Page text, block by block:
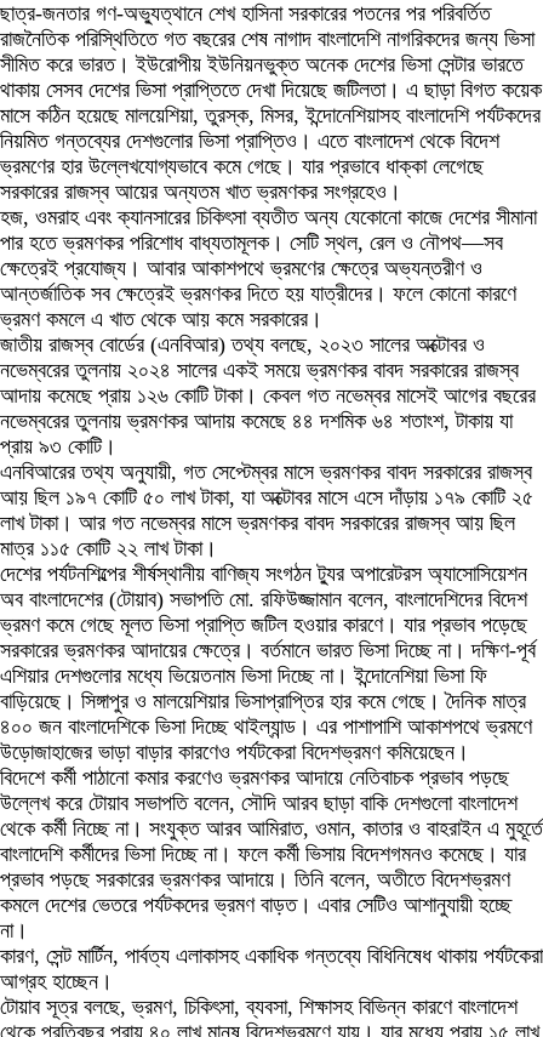
ছাত্র-জনতার গণ-অভ্যুত্থানে শেখ হাসিনা সরকারের পতনের পর পরিবর্তিত
রাজনৈতিক পরিস্থিতিতে গত বছরের শেষ নাগাদ বাংলাদেশি নাগরিকদের জন্য ভিসা
সীমিত করে ভারত। ইউরোপীয় ইউনিয়নভুক্ত অনেক দেশের ভিসা সেন্টার ভারতে
থাকায় সেসব দেশের ভিসা প্রাপ্তিতে দেখা দিয়েছে জটিলতা। এ ছাড়া বিগত কয়েক
মাসে কঠিন হয়েছে মালয়েশিয়া, তুরস্ক, মিসর, ইন্দোনেশিয়াসহ বাংলাদেশি পর্যটকদের
নিয়মিত গন্তব্যের দেশগুলোর ভিসা প্রাপ্তিও। এতে বাংলাদেশ থেকে বিদেশ
ভ্রমণের হার উল্লেখযোগ্যভাবে কমে গেছে। যার প্রভাবে ধাক্কা লেগেছে
সরকারের রাজস্ব আয়ের অন্যতম খাত ভ্রমণকর সংগ্রহেও।
হজ, ওমরাহ এবং ক্যানসারের চিকিৎসা ব্যতীত অন্য যেকোনো কাজে দেশের সীমানা
পার হতে ভ্রমণকর পরিশোধ বাধ্যতামূলক। সেটি স্থল, রেল ও নৌপথ—সব
ক্ষেত্রেই প্রযোজ্য। আবার আকাশপথে ভ্রমণের ক্ষেত্রে অভ্যন্তরীণ ও
আন্তর্জাতিক সব ক্ষেত্রেই ভ্রমণকর দিতে হয় যাত্রীদের। ফলে কোনো কারণে
ভ্রমণ কমলে এ খাত থেকে আয় কমে সরকারের।
জাতীয় রাজস্ব বোর্ডের (এনবিআর) তথ্য বলছে, ২০২৩ সালের অক্টোবর ও
নভেম্বরের তুলনায় ২০২৪ সালের একই সময়ে ভ্রমণকর বাবদ সরকারের রাজস্ব
আদায় কমেছে প্রায় ১২৬ কোটি টাকা। কেবল গত নভেম্বর মাসেই আগের বছরের
নভেম্বরের তুলনায় ভ্রমণকর আদায় কমেছে ৪৪ দশমিক ৬৪ শতাংশ, টাকায় যা
প্রায় ৯৩ কোটি।
এনবিআরের তথ্য অনুযায়ী, গত সেপ্টেম্বর মাসে ভ্রমণকর বাবদ সরকারের রাজস্ব
আয় ছিল ১৯৭ কোটি ৫০ লাখ টাকা, যা অক্টোবর মাসে এসে দাঁড়ায় ১৭৯ কোটি ২৫
লাখ টাকা। আর গত নভেম্বর মাসে ভ্রমণকর বাবদ সরকারের রাজস্ব আয় ছিল
মাত্র ১১৫ কোটি ২২ লাখ টাকা।
দেশের পর্যটনশিল্পের শীর্ষস্থানীয় বাণিজ্য সংগঠন ট্যুর অপারেটরস অ্যাসোসিয়েশন
অব বাংলাদেশের (টোয়াব) সভাপতি মো. রফিউজ্জামান বলেন, বাংলাদেশিদের বিদেশ
ভ্রমণ কমে গেছে মূলত ভিসা প্রাপ্তি জটিল হওয়ার কারণে। যার প্রভাব পড়েছে
সরকারের ভ্রমণকর আদায়ের ক্ষেত্রে। বর্তমানে ভারত ভিসা দিচ্ছে না। দক্ষিণ-পূর্ব
এশিয়ার দেশগুলোর মধ্যে ভিয়েতনাম ভিসা দিচ্ছে না। ইন্দোনেশিয়া ভিসা ফি
বাড়িয়েছে। সিঙ্গাপুর ও মালয়েশিয়ার ভিসাপ্রাপ্তির হার কমে গেছে। দৈনিক মাত্র
৪০০ জন বাংলাদেশিকে ভিসা দিচ্ছে থাইল্যান্ড। এর পাশাপাশি আকাশপথে ভ্রমণে
উড়োজাহাজের ভাড়া বাড়ার কারণেও পর্যটকেরা বিদেশভ্রমণ কমিয়েছেন।
বিদেশে কর্মী পাঠানো কমার করণেও ভ্রমণকর আদায়ে নেতিবাচক প্রভাব পড়ছে
উল্লেখ করে টোয়াব সভাপতি বলেন, সৌদি আরব ছাড়া বাকি দেশগুলো বাংলাদেশ
থেকে কর্মী নিচ্ছে না। সংযুক্ত আরব আমিরাত, ওমান, কাতার ও বাহরাইন এ মুহূর্তে
বাংলাদেশি কর্মীদের ভিসা দিচ্ছে না। ফলে কর্মী ভিসায় বিদেশগমনও কমেছে। যার
প্রভাব পড়ছে সরকারের ভ্রমণকর আদায়ে। তিনি বলেন, অতীতে বিদেশভ্রমণ
কমলে দেশের ভেতরে পর্যটকদের ভ্রমণ বাড়ত। এবার সেটিও আশানুযায়ী হচ্ছে
না।
কারণ, সেন্ট মার্টিন, পার্বত্য এলাকাসহ একাধিক গন্তব্যে বিধিনিষেধ থাকায় পর্যটকেরা
আগ্রহ হাচ্ছেন।
টোয়াব সূত্র বলছে, ভ্রমণ, চিকিৎসা, ব্যবসা, শিক্ষাসহ বিভিন্ন কারণে বাংলাদেশ
থেকে প্রতিবছর প্রায় ৪০ লাখ মানুষ বিদেশভ্রমণে যায়। যার মধ্যে প্রায় ১৫ লাখ